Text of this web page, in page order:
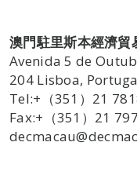
澳門駐里斯本經濟貿
Avenida 5 de
204 Lisboa,
Tel:+（351）21
Fax:+（351）21